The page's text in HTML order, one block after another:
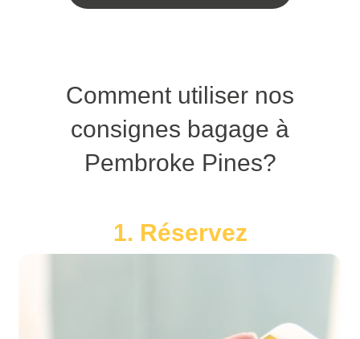
Comment utiliser nos
consignes bagage à
Pembroke Pines?
1. Réservez